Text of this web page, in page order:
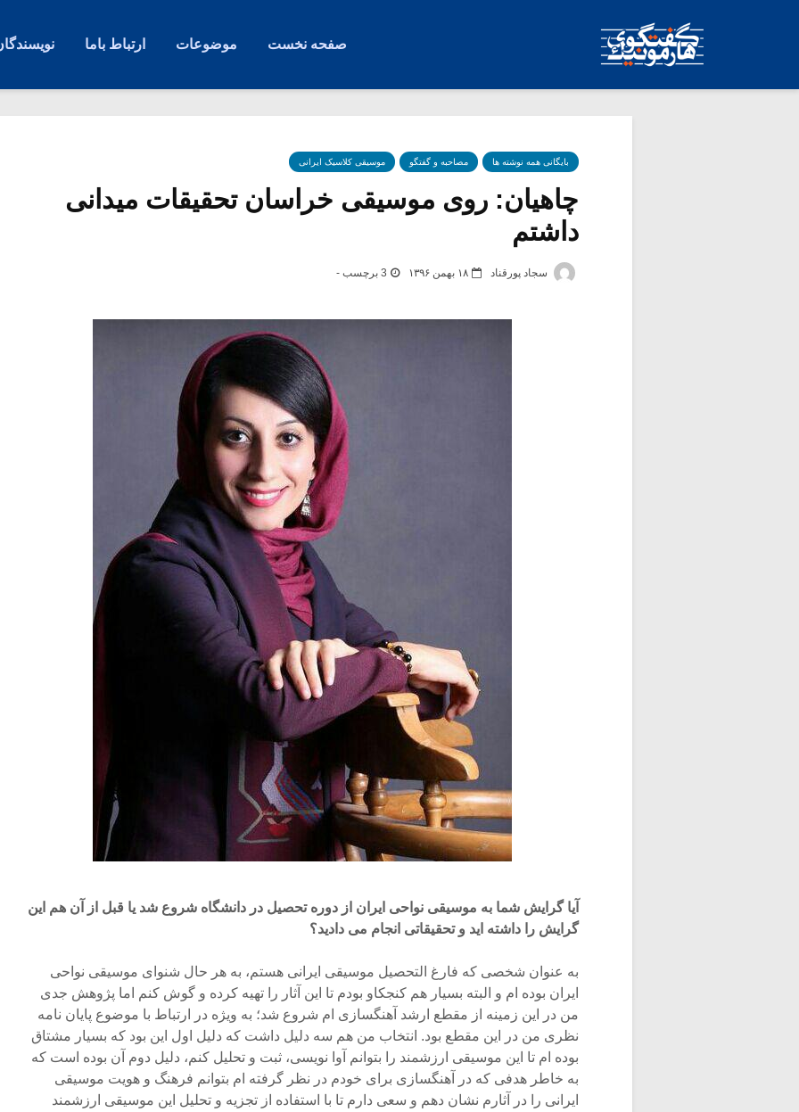
صفحه نخست موضوعات ارتباط باما
بایگانی همه نوشته ها مصاحبه و گفتگو موسیقی کلاسیک ایرانی
چاهیان: روی موسیقی خراسان تحقیقات میدانی
داشتم
سجاد پورقناد ۱۸ بهمن ۱۳۹۶ 3 برچسب -
آیا گرایش شما به موسیقی نواحی ایران از دوره تحصیل در دانشگاه شروع شد یا قبل از آن هم این
گرایش را داشته اید و تحقیقاتی انجام می دادید؟
به عنوان شخصی که فارغ التحصیل موسیقی ایرانی هستم، به هر حال شنوای موسیقی نواحی
ایران بوده ام و البته بسیار هم کنجکاو بودم تا این آثار را تهیه کرده و گوش کنم اما پژوهش جدی
من در این زمینه از مقطع ارشد آهنگسازی ام شروع شد؛ به ویژه در ارتباط با موضوع پایان نامه
نظری من در این مقطع بود. انتخاب من هم سه دلیل داشت که دلیل اول این بود که بسیار مشتاق
بوده ام تا این موسیقی ارزشمند را بتوانم آوا نویسی، ثبت و تحلیل کنم، دلیل دوم آن بوده است که
به خاطر هدفی که در آهنگسازی برای خودم در نظر گرفته ام بتوانم فرهنگ و هویت موسیقی
ایرانی را در آثارم نشان دهم و سعی دارم تا با استفاده از تجزیه و تحلیل این موسیقی ارزشمند